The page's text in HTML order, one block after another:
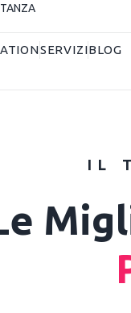
SERVIZIBLOG
IL